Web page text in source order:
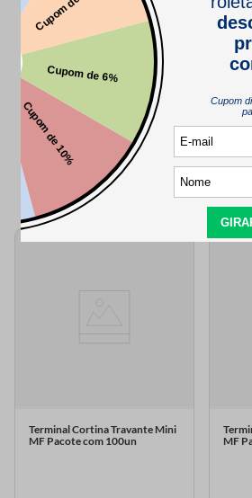
SEJA O PRIMEIRO A
QUEM VIU,
Terminal Cortina Travante Mini
MF Pacote com 100un
MF